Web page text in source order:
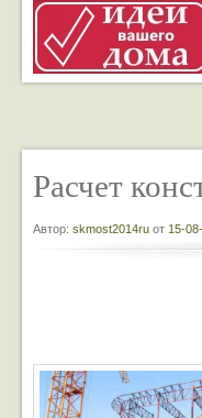
Расчет
Автор: skmost2014ru от 15-